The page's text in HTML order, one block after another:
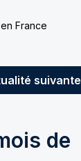
France
suivante
de